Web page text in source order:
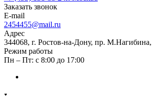
Заказать звонок
E-mail
2454455@mail.ru
Адрес
344068, г. Ростов-на-Дону, пр.
Режим работы
Пн – Пт: с 8:00 до 17:00